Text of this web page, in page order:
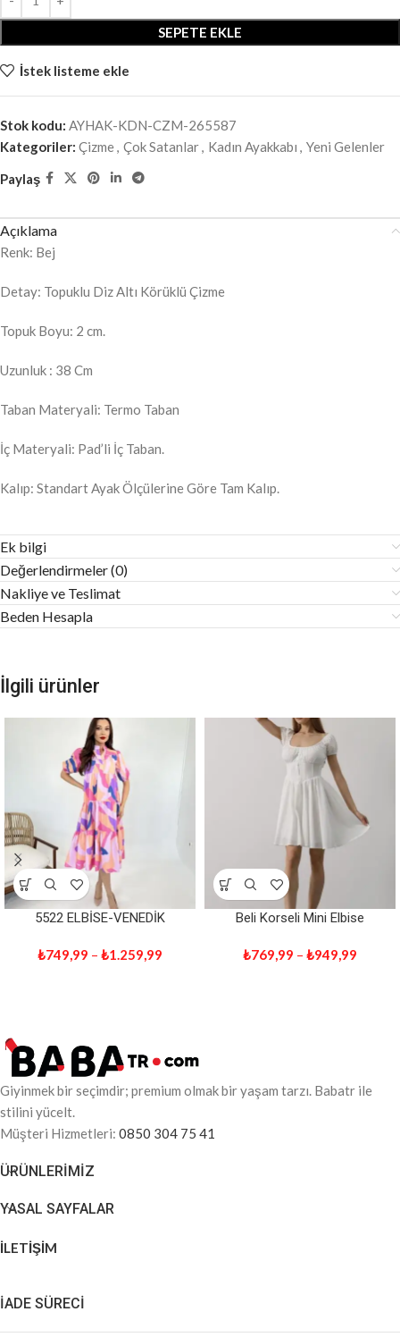
SEPETE EKLE
İstek listeme ekle
Stok kodu: AYHAK-KDN-CZM-265587
Kategoriler: Çizme, Çok Satanlar, Kadın Ayakkabı , Yeni Gelenler
Paylaş
Açıklama
Renk: Bej
Detay: Topuklu Diz Altı Körüklü Çizme
Topuk Boyu: 2 cm.
Uzunluk : 38 Cm
Taban Materyali: Termo Taban
İç Materyali: Pad’li İç Taban.
Kalıp: Standart Ayak Ölçülerine Göre Tam Kalıp.
Ek bilgi
Değerlendirmeler (0)
Nakliye ve Teslimat
Beden Hesapla
İlgili ürünler
5522 ELBİSE-VENEDİK
₺749,99 – ₺1.259,99
Beli Korseli Mini Elbise
₺769,99 – ₺949,99
Giyinmek bir seçimdir; premium olmak bir yaşam tarzı. Babatr ile
stilini yücelt.
Müşteri Hizmetleri: 0850 304 75 41
ÜRÜNLERIMIZ
YASAL SAYFALAR
İLETİŞİM
İADE SÜRECİ